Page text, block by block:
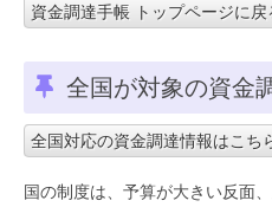
資金調達手帳 トップページに戻
全国が対象の資金
全国対応の資金調達情報はこち
国の制度は、予算が大きい反面